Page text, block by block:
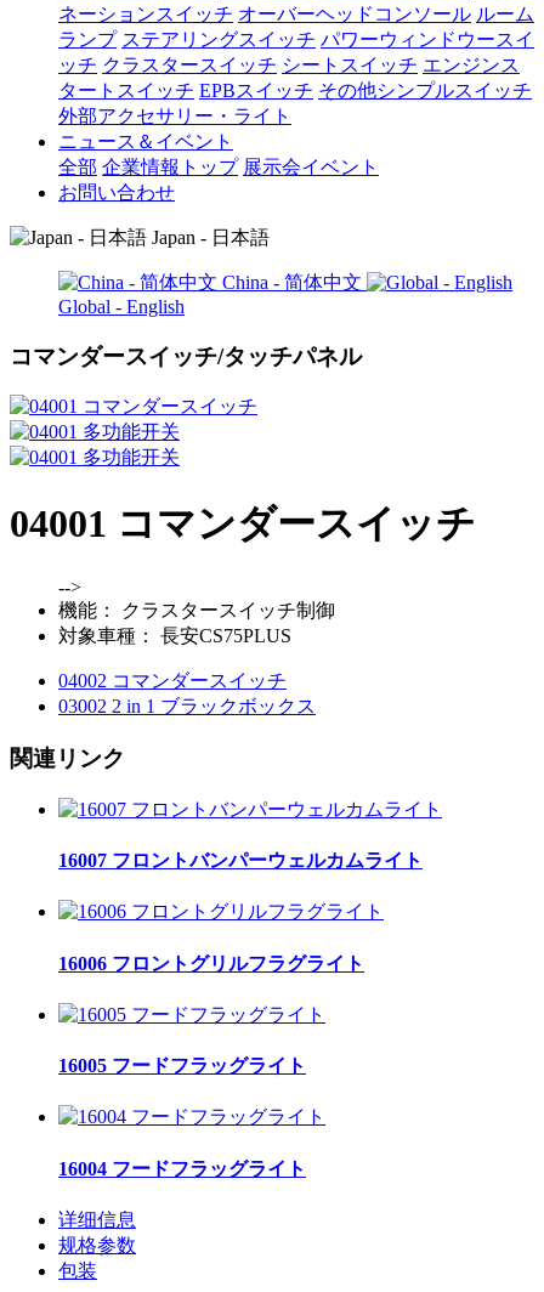
ネーションスイッチ オーバーヘッドコンソール ルーム
ランプ ステアリングスイッチ パワーウィンドウースイ
ッチ クラスタースイッチ シートスイッチ エンジンス
タートスイッチ EPBスイッチ その他シンプルスイッチ
外部アクセサリー・ライト
ニュース＆イベント
全部 企業情報トップ 展示会イベント
お問い合わせ
Japan - 日本語
China - 简体中文
Global - English
コマンダースイッチ/タッチパネル
04001 コマンダースイッチ
-->
機能：
クラスタースイッチ制御
対象車種：
長安CS75PLUS
04002 コマンダースイッチ
03002 2 in 1 ブラックボックス
関連リンク
16007 フロントバンパーウェルカムライト
16006 フロントグリルフラグライト
16005 フードフラッグライト
16004 フードフラッグライト
详细信息
规格参数
包装